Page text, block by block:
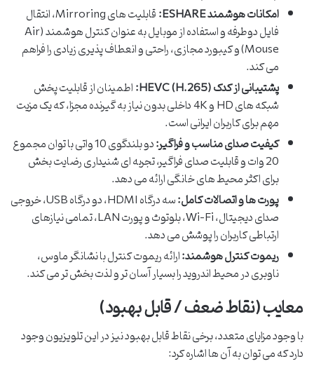
امکانات هوشمند ESHARE:
قابلیت های Mirroring، انتقال
فایل دوطرفه و استفاده از موبایل به عنوان کنترل هوشمند (Air
Mouse) و کیبورد مجازی، راحتی و انعطاف پذیری زیادی را فراهم
می کند.
پشتیبانی از کدک HEVC (H.265):
اطمینان از قابلیت پخش
شبکه های HD و 4K داخلی بدون نیاز به گیرنده مجزا، که یک مزیت
مهم برای کاربران ایرانی است.
کیفیت صدای مناسب و فراگیر:
دو بلندگوی 10 واتی با توان مجموع
20 وات و قابلیت صدای فراگیر، تجربه ای شنیداری رضایت بخش
برای اکثر محیط های خانگی ارائه می دهد.
پورت ها و اتصالات کامل:
سه درگاه HDMI، دو درگاه USB، خروجی
صدای دیجیتال، Wi-Fi، بلوتوث و پورت LAN، تمامی نیازهای
ارتباطی کاربران را پوشش می دهد.
ریموت کنترل هوشمند:ارائه ریموت کنترل با نشانگر ماوس،
ناوبری در محیط اندروید را بسیار آسان تر و لذت بخش تر می کند.
معایب (نقاط ضعف / قابل بهبود)
با وجود مزایای متعدد، برخی نقاط قابل بهبود نیز در این تلویزیون وجود
دارد که می توان به آن ها اشاره کرد: